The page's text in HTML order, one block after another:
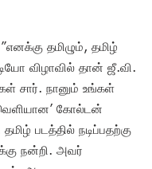
தமிழும், தமிழ்
விழாவில் தான் ஜீ.வி.
சார். நானும் உங்கள்
கோல்டன்
படத்தில் நடிப்பதற்கு
நன்றி. அவர்